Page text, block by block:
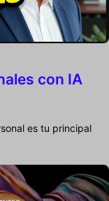
con IA
es tu principal